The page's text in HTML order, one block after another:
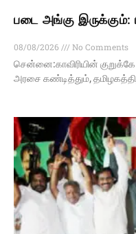
படை அங்கு இருக்கும்:
08/08/2026
No Comments
சென்னை:காவிரியின்
அரசை கண்டித்தும்,